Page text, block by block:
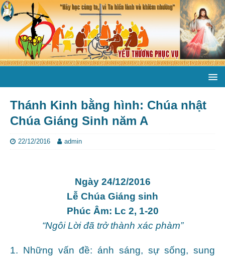
Thánh Kinh bằng hình: Chúa nhật
Chúa Giáng Sinh năm A
22/12/2016 admin
Ngày 24/12/2016
Lễ Chúa Giáng sinh
Phúc Âm: Lc 2, 1-20
“Ngôi Lời đã trở thành xác phàm”
1. Những vấn đề: ánh sáng, sự sống, sung